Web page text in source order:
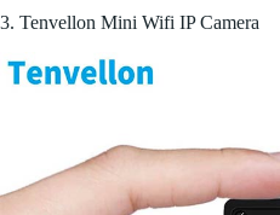
3. Tenvellon Mini Wifi IP Camera